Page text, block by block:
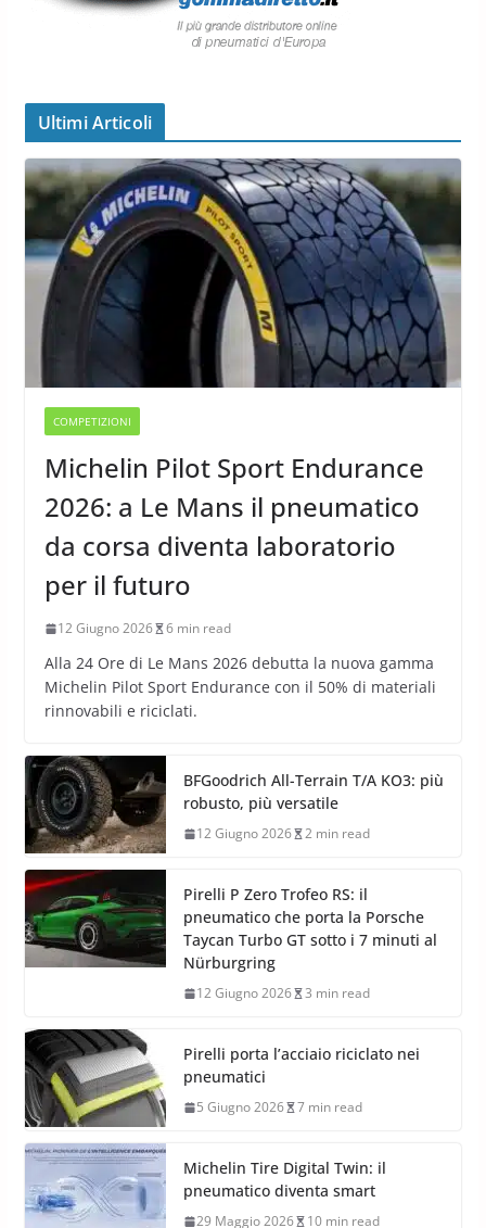
Ultimi Articoli
COMPETIZIONI
Michelin Pilot Sport Endurance
2026: a Le Mans il pneumatico
da corsa diventa laboratorio
per il futuro
12 Giugno 2026 6 min read
Alla 24 Ore di Le Mans 2026 debutta la nuova gamma
Michelin Pilot Sport Endurance con il 50% di materiali
rinnovabili e riciclati.
BFGoodrich All-Terrain T/A KO3: più
robusto, più versatile
12 Giugno 2026 2 min read
Pirelli P Zero Trofeo RS: il
pneumatico che porta la Porsche
Taycan Turbo GT sotto i 7 minuti al
Nürburgring
12 Giugno 2026 3 min read
Pirelli porta l’acciaio riciclato nei
pneumatici
5 Giugno 2026 7 min read
Michelin Tire Digital Twin: il
pneumatico diventa smart
29 Maggio 2026 10 min read